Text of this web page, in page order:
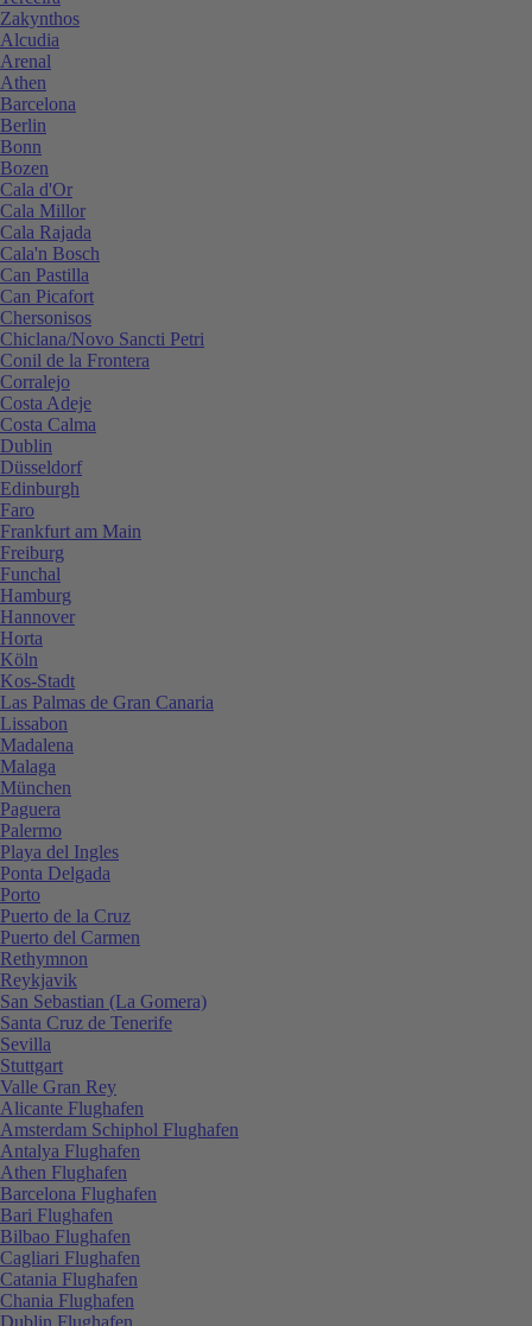
Zakynthos
Alcudia
Arenal
Athen
Barcelona
Berlin
Bonn
Bozen
Cala d'Or
Cala Millor
Cala Rajada
Cala'n Bosch
Can Pastilla
Can Picafort
Chersonisos
Chiclana/Novo Sancti Petri
Conil de la Frontera
Corralejo
Costa Adeje
Costa Calma
Dublin
Düsseldorf
Edinburgh
Faro
Frankfurt am Main
Freiburg
Funchal
Hamburg
Hannover
Horta
Köln
Kos-Stadt
Las Palmas de Gran Canaria
Lissabon
Madalena
Malaga
München
Paguera
Palermo
Playa del Ingles
Ponta Delgada
Porto
Puerto de la Cruz
Puerto del Carmen
Rethymnon
Reykjavik
San Sebastian (La Gomera)
Santa Cruz de Tenerife
Sevilla
Stuttgart
Valle Gran Rey
Alicante Flughafen
Amsterdam Schiphol Flughafen
Antalya Flughafen
Athen Flughafen
Barcelona Flughafen
Bari Flughafen
Bilbao Flughafen
Cagliari Flughafen
Catania Flughafen
Chania Flughafen
Dublin Flughafen